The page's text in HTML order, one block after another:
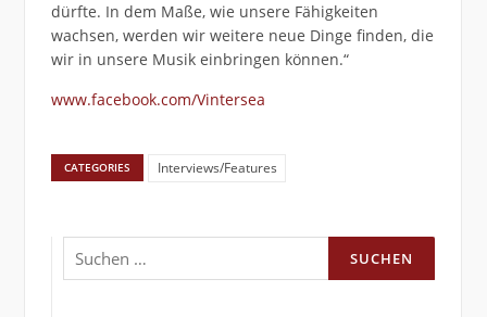
dürfte. In dem Maße, wie unsere Fähigkeiten
wachsen, werden wir weitere neue Dinge finden, die
wir in unsere Musik einbringen können.“
www.facebook.com/Vintersea
CATEGORIES Interviews/Features
Suchen
nach: